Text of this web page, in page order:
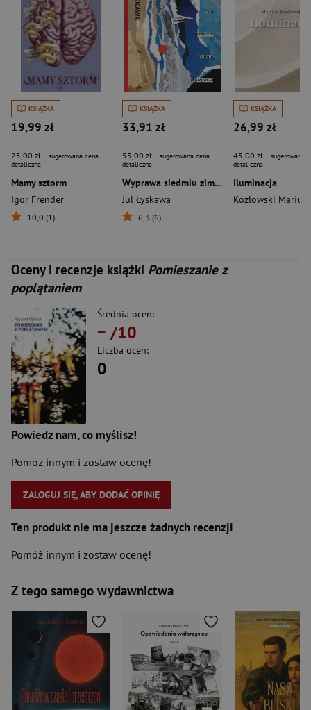
KSIĄŻKA
19,99 zł
25,00 zł - sugerowana cena
detaliczna
Mamy sztorm
Igor Frender
10,0 (1)
KSIĄŻKA
33,91 zł
55,00 zł - sugerowana cena
detaliczna
Wyprawa siedmiu zim przeciw krainie jazgarza
Jul Łyskawa
6,3 (6)
KSIĄŻKA
26,99 zł
45,00 zł - sugerowana
detaliczna
Iluminacja
Kozłowski Mariusz
Oceny i recenzje książki Pomieszanie z
poplątaniem
Średnia ocen:
~ /10
Liczba ocen:
0
Powiedz nam, co myślisz!
Pomóż innym i zostaw ocenę!
ZALOGUJ SIĘ, ABY DODAĆ OPINIĘ
Ten produkt nie ma jeszcze żadnych recenzji
Pomóż innym i zostaw ocenę!
Z tego samego wydawnictwa